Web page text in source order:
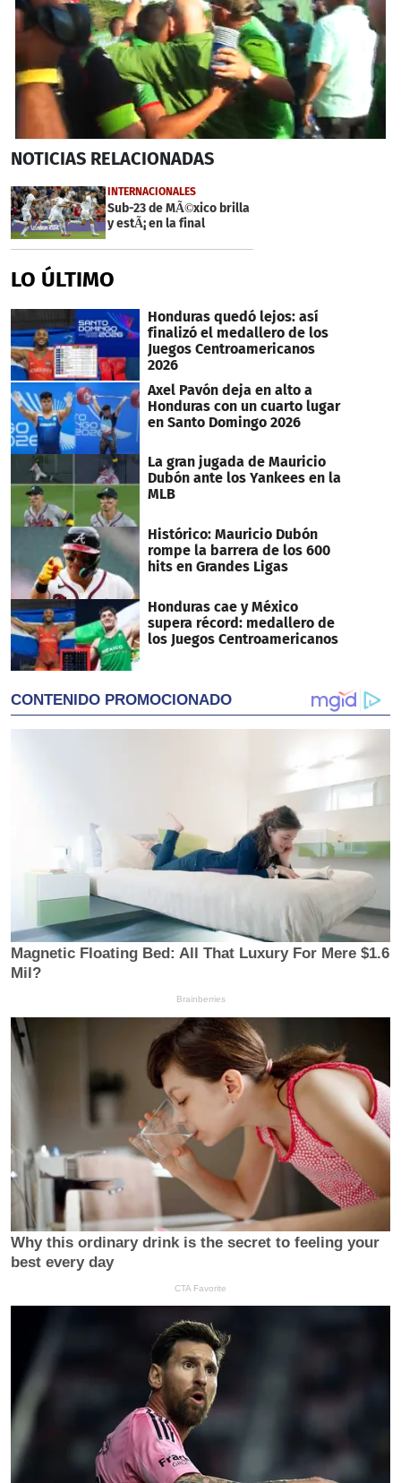
seconds
3
minutes,
9
seconds
NOTICIAS RELACIONADAS
INTERNACIONALES
Sub-23 de MÃ©xico brilla
y estÃ¡ en la final
LO ÚLTIMO
Honduras quedó lejos: así
finalizó el medallero de los
Juegos Centroamericanos
2026
Axel Pavón deja en alto a
Honduras con un cuarto lugar
en Santo Domingo 2026
La gran jugada de Mauricio
Dubón ante los Yankees en la
MLB
Histórico: Mauricio Dubón
rompe la barrera de los 600
hits en Grandes Ligas
Honduras cae y México
supera récord: medallero de
los Juegos Centroamericanos